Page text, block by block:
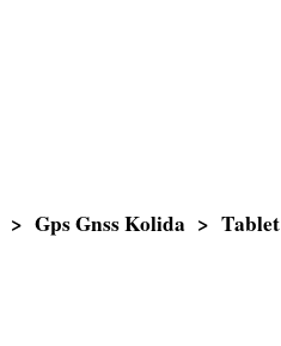
> Gps Gnss Kolida > Tablet